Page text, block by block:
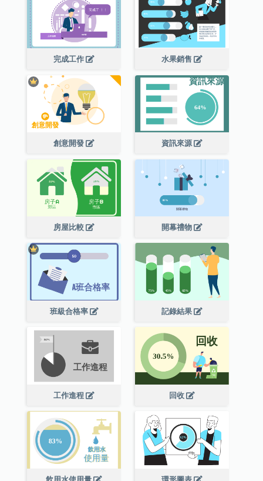
完成工作 水果銷售
創意開發 資訊來源
房屋比較 開幕禮物
班級合格率 記錄結果
工作進程 回收